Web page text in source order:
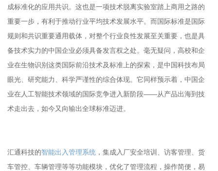
成标准化的应用共识。这也是一项技术脱离实验室踏上商用之路的
重要一步，有利于推动行业平均技术发展水平。而国际标准是国际
规则和共识重要通用载体，对整个行业良性发展至关重要，也是具
备技术实力的中国企业必须具备发言权之处。毫无疑问，高校和企
业在生物识别这类国际前沿技术及标准上的探索，是中国科技布局
眼光、研究能力、科学严谨性的综合体现。它同样预示着，中国企
业在人工智能技术领域的国际竞争进入新阶段——从产品出海到技
术走出去，如今又向输出全球标准迈进。
汇通科技的智能出入管理系统 ，集成入厂安全培训、访客管理、货
车管控、车辆管理等等功能模块，优化了管理流程，操作简便，易